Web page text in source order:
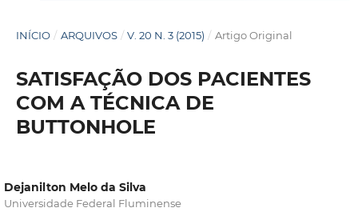
INÍCIO / ARQUIVOS / V. 20 N. 3 (2015) / Artigo Original
SATISFAÇÃO DOS PACIENTES
COM A TÉCNICA DE
BUTTONHOLE
Dejanilton Melo da Silva
Universidade Federal Fluminense